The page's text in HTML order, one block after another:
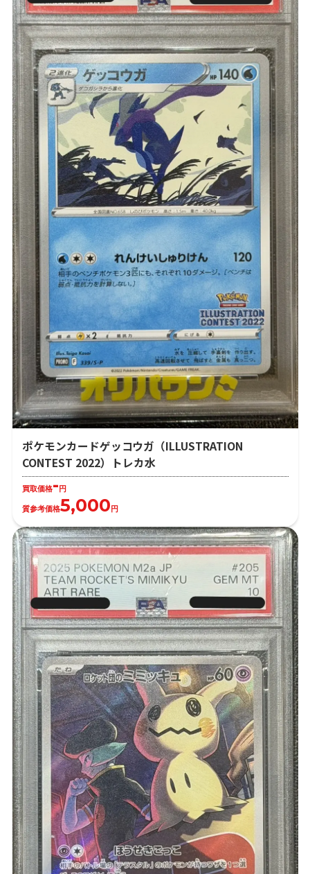
ポケモンカードゲッコウガ（ILLUSTRATION
CONTEST 2022）トレカ水
買取価格-円
質参考価格5,000円